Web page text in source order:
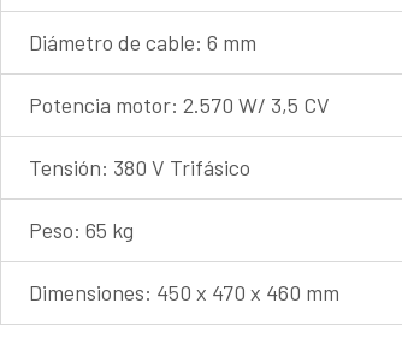
Diámetro de cable: 6 mm
Potencia motor: 2.570 W/ 3,5 CV
Tensión: 380 V Trifásico
Peso: 65 kg
Dimensiones: 450 x 470 x 460 mm